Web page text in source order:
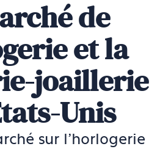
de
et la
joaillerie
Unis
sur l'horlogerie